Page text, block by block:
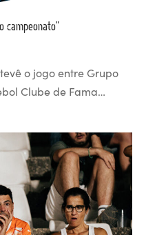
campeonato”
o jogo entre Grupo
Clube de Fama…